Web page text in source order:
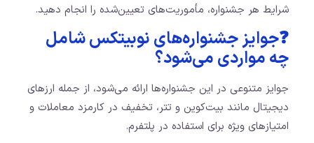
شرایط هر جشنواره، مأموریت‌های تعیین‌شده را انجام دهید.
❓جوایز جشنواره‌های نوبیتکس شامل
چه مواردی می‌شود؟
جوایز متنوعی در این جشنواره‌ها ارائه می‌شود، از جمله ارزهای
دیجیتال مانند بیت‌کوین و تتر، تخفیف در کارمزد معاملات و
امتیازهای ویژه برای استفاده در پلتفرم.